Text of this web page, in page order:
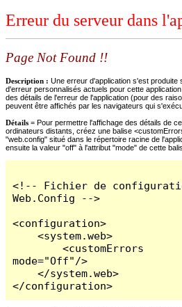
Erreur du serveur dans
Page Not Found !!
Description : Une erreur d'application s'est produite
d'erreur personnalisés actuels pour cette
des détails de l'erreur de l'application (pour des
peuvent être affichés par les navigateurs qui
Détails = Pour permettre l'affichage des détails de
ordinateurs distants, créez une balise
"web.config" situé dans le répertoire racine de
ensuite la valeur "off" à l'attribut "mode" de cette
<!-- Fichier de
Web.Config -->
<configuration>
    <system.web>
        <customErrors
mode="Off"/>
    </system.web>
</configuration>